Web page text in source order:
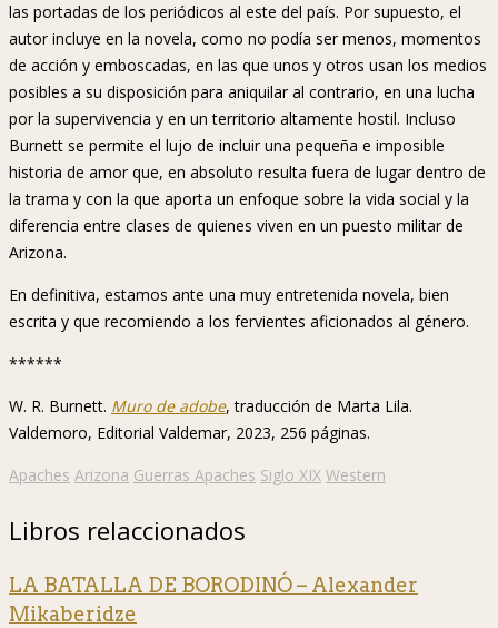
las portadas de los periódicos al este del país. Por supuesto, el
autor incluye en la novela, como no podía ser menos, momentos
de acción y emboscadas, en las que unos y otros usan los medios
posibles a su disposición para aniquilar al contrario, en una lucha
por la supervivencia y en un territorio altamente hostil. Incluso
Burnett se permite el lujo de incluir una pequeña e imposible
historia de amor que, en absoluto resulta fuera de lugar dentro de
la trama y con la que aporta un enfoque sobre la vida social y la
diferencia entre clases de quienes viven en un puesto militar de
Arizona.
En definitiva, estamos ante una muy entretenida novela, bien
escrita y que recomiendo a los fervientes aficionados al género.
******
W. R. Burnett. Muro de adobe, traducción de Marta Lila.
Valdemoro, Editorial Valdemar, 2023, 256 páginas.
Apaches Arizona Guerras Apaches Siglo XIX Western
Libros relaccionados
LA BATALLA DE BORODINÓ – Alexander
Mikaberidze